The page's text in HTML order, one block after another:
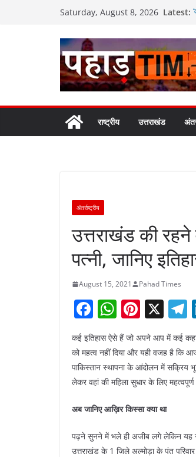
Saturday, August 8, 2026 Latest:
राष्ट्रीय उत्तराखंड
अंतर्राष्ट्रीय
उत्तराखंड की रहने
पत्नी, जानिए
August 15, 2021 Pahad Times
F
c
e
b
o
o
k
W
h
at
s
A
p
p
Pi
nt
er
e
st
X
कई इतिहास ऐसे हैं जो अपने आप में कई
को महत्व नहीं दिया और यही वजह है कि
पाकिस्तान स्थापना के आंदोलन में सक्रिय
लेकर वहां की महिला सुधार के लिए
अब जानिए आख़िर किस्सा क्या था
पढ़ने सुनने में भले ही अजीब लगे लेकिन यह
उत्तराखंड के 1 जिले अल्मोड़ा के पंत